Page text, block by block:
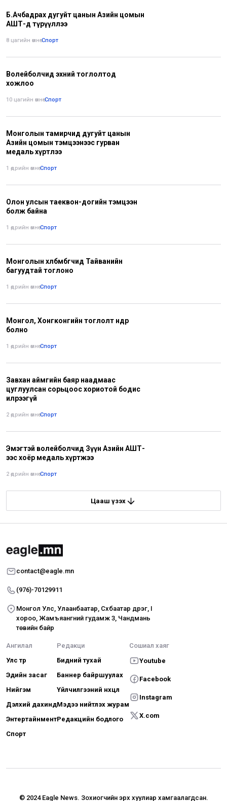
Б.Ачбадрах дугуйт цанын Азийн цомын
АШТ-д түрүүллээ
8 цагийн өмнө•Спорт
Волейболчид эхний тоглолтод
хожлоо
10 цагийн өмнө•Спорт
Монголын тамирчид дугуйт цанын
Азийн цомын тэмцээнээс гурван
медаль хүртлээ
1 өдрийн өмнө•Спорт
Олон улсын таеквон-догийн тэмцээн
болж байна
1 өдрийн өмнө•Спорт
Монголын хөлбөмбөгчид Тайванийн
багуудтай тоглоно
1 өдрийн өмнө•Спорт
Монгол, Хонгконгийн тоглолт өнөөдөр
болно
1 өдрийн өмнө•Спорт
Завхан аймгийн баяр наадмаас
цуглуулсан сорьцоос хориотой бодис
илрээгүй
2 өдрийн өмнө•Спорт
Эмэгтэй волейболчид Зүүн Азийн АШТ-
ээс хоёр медаль хүртжээ
2 өдрийн өмнө•Спорт
Цааш үзэх
contact@eagle.mn
(976)-70129911
Монгол Улс, Улаанбаатар, Сүхбаатар дүүрэг, I
хороо, Жамъяангүний гудамж 3, Чандмань
төвийн байр
Ангилал
Улс төр
Эдийн засаг
Нийгэм
Дэлхий дахинд
Энтертайнмент
Спорт
Редакци
Бидний тухай
Баннер байршуулах
Үйлчилгээний нөхцөл
Мэдээ нийтлэх журам
Редакцийн бодлого
Сошиал хаяг
Youtube
Facebook
Instagram
X.com
© 2024 Eagle News. Зохиогчийн эрх хуулиар хамгаалагдсан.